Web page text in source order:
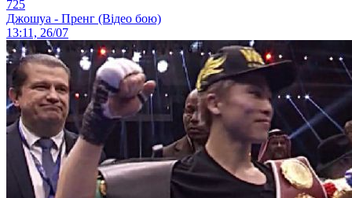
725
Джошуа - Пренг (Відео бою)
13:11, 26/07